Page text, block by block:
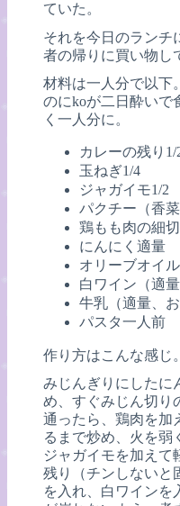
ていた。
それを今日のランチ
者の帰りに買い物し
材料は一人分で以下
のにkoが二日酔いで
く一人分に。
カレーの残り1/
玉ねぎ1/4
ジャガイモ1/2
パクチー（香
鶏もも肉の細
にんにく適量
オリーブオイル
白ワイン（適
牛乳（適量、
パスタ一人前
作り方はこんな感じ。
みじんぎりにしたに
め、すぐみじん切り
通ったら、鶏肉を加
るまで炒め、火を弱
ジャガイモを加えて
残り（チンしないと
を入れ、白ワインを